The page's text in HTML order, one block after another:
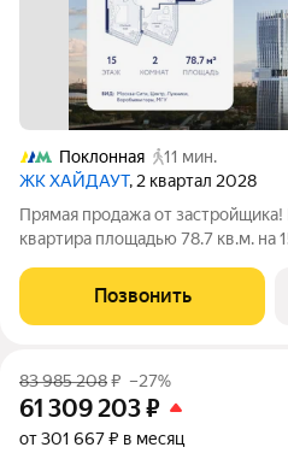
Поклонная
11 мин.
ЖК ХАЙДАУТ, 2 квартал 2028
Прямая продажа от
квартира площадью 78.7 кв.м. на
Победы, Долина реки Сетунь,
горы. Высота потолков 3,25 м.
Позвонить
83 985 208₽ –27%
61 309 203₽
от 301 667 ₽ в месяц